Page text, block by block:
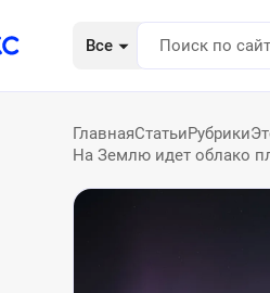
Все
ГлавнаяСтатьиРубрики
На Землю идет облако